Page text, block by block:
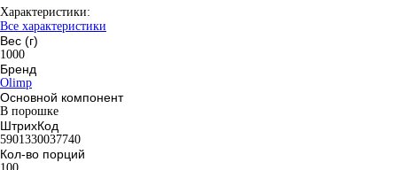
Характеристики:
Все характеристики
Вес (г)
1000
Бренд
Olimp
Основной компонент
В порошке
ШтрихКод
5901330037740
Кол-во порций